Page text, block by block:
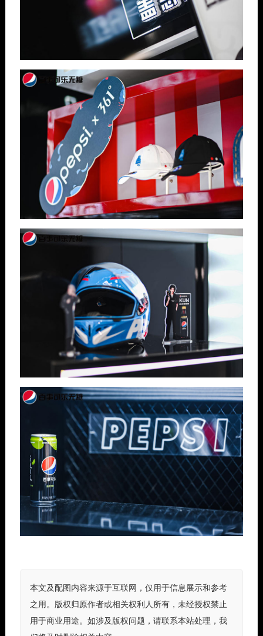
本文及配图内容来源于互联网，仅用于信息展示和参考
之用。版权归原作者或相关权利人所有，未经授权禁止
用于商业用途。如涉及版权问题，请联系本站处理，我